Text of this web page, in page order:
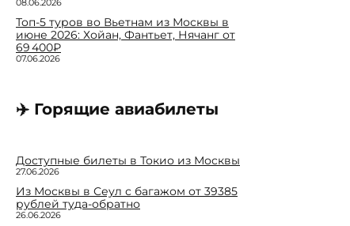
Топ-5 туров во Вьетнам из Москвы в
июне 2026: Хойан, Фантьет, Нячанг от
69 400₽
07.06.2026
✈️ Горящие авиабилеты
Доступные билеты в Токио из Москвы
27.06.2026
Из Москвы в Сеул с багажом от 39385
рублей туда-обратно
26.06.2026